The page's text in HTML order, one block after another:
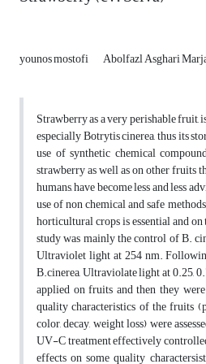
younos mostofi
Abolfazl Asghari
Strawberry as a very perishable fruit,
especially Botrytis cinerea, thus its
use of synthetic chemical
strawberry as well as on other fruits
humans, have become less and less
use of non chemical and safe
horticultural crops is essential and
study was mainly the control of B.
Ultraviolet light at 254 nm.
B.cinerea, Ultraviolate light at 0.25,
applied on fruits and then they
quality characteristics of the fruits
color, decay, weight loss) were
UV-C treatment effectively
effects on some quality